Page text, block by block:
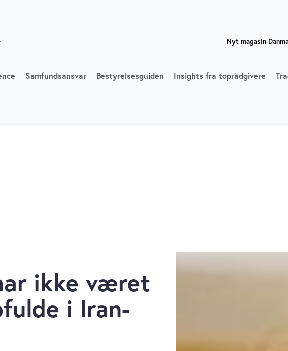
Nyt magasin
Samfundsansvar Bestyrelsesguiden Insights fra toprådgivere
ikke været
i Iran-